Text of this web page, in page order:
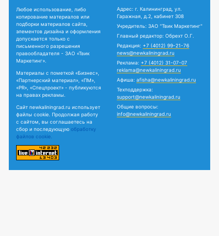
Любое использование, либо
копирование материалов или
подборки материалов сайта,
элементов дизайна и оформления
допускается только с
письменного разрешения
правообладателя - ЗАО «Твик
Маркетинг».
Материалы с пометкой «Бизнес»,
«Партнерский материал», «ПМ»,
«PR», «Спецпроект» - публикуются
на правах рекламы.
Сайт newkaliningrad.ru использует
файлы cookie. Продолжая работу
с сайтом, вы соглашаетесь на
сбор и последующую обработку
файлов cookie.
Адрес: г. Калининград, ул.
Гаражная, д.2, кабинет 308
Учредитель: ЗАО "Твик Маркетинг"
Главный редактор: Обрехт О.Г.
Редакция: +7 (4012) 99-21-76
news@newkaliningrad.ru
Реклама: +7 (4012) 31-07-07
reklama@newkaliningrad.ru
Афиша: afisha@newkaliningrad.ru
Техподдержка:
support@newkaliningrad.ru
Общие вопросы:
info@newkaliningrad.ru